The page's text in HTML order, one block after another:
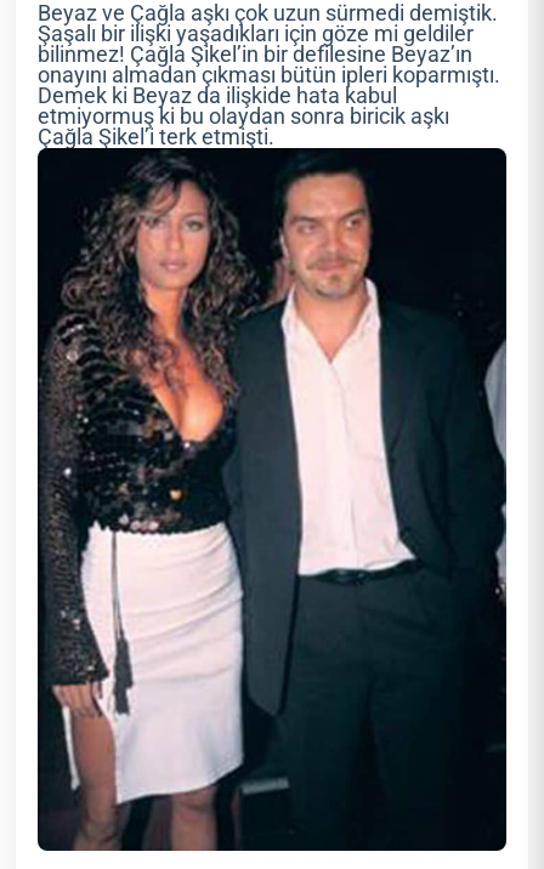
Beyaz ve Çağla aşkı çok uzun sürmedi demiştik.
Şaşalı bir ilişki yaşadıkları için göze mi geldiler
bilinmez! Çağla Şikel’in bir defilesine Beyaz’ın
onayını almadan çıkması bütün ipleri koparmıştı.
Demek ki Beyaz da ilişkide hata kabul
etmiyormuş ki bu olaydan sonra biricik aşkı
Çağla Şikel’i terk etmişti.